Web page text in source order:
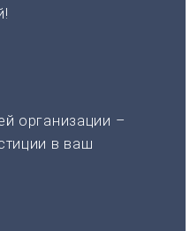
организации –
в ваш